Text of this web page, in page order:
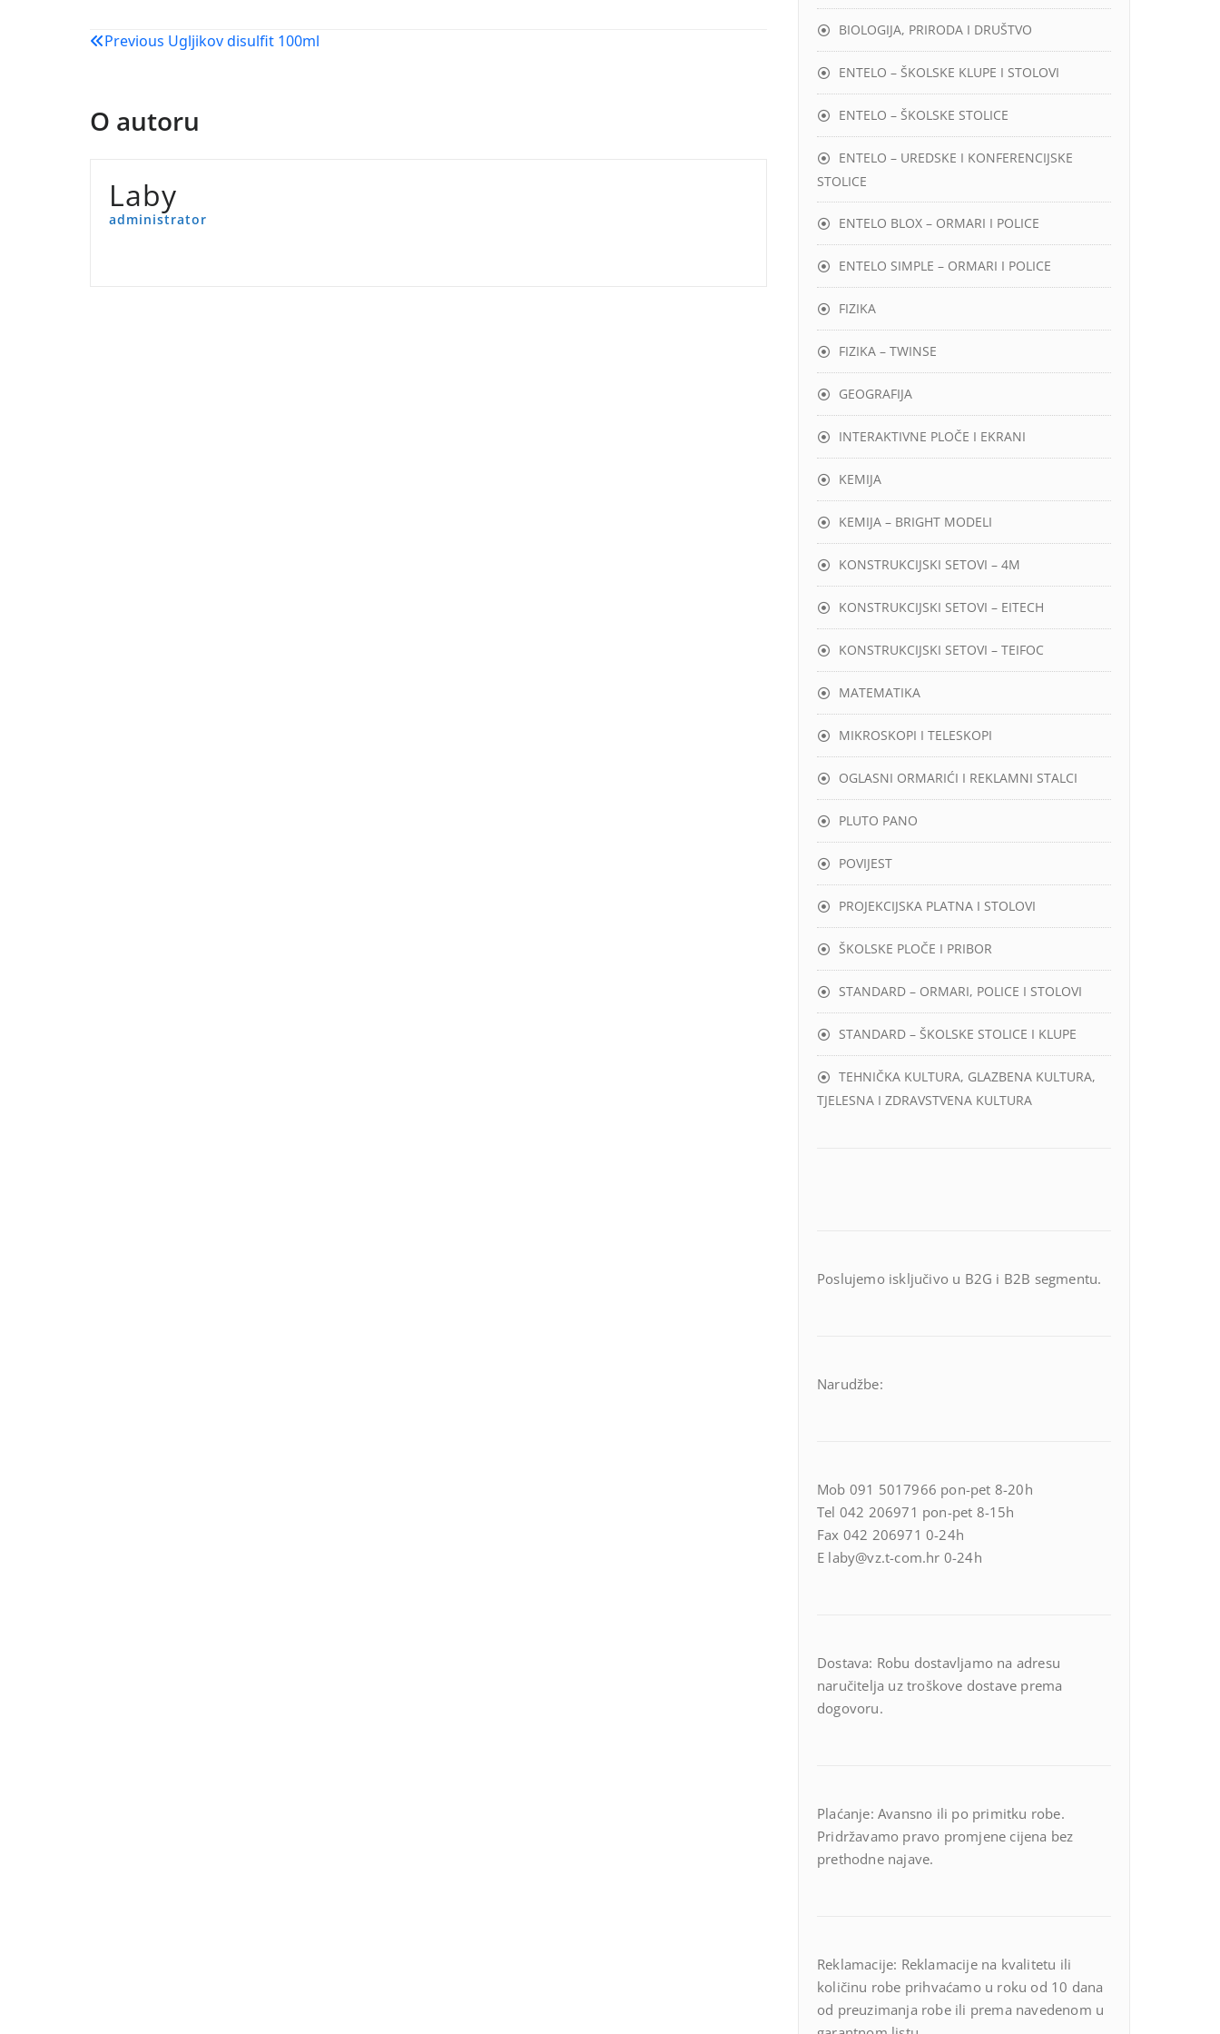
Navigacija
Previous Ugljikov disulfit 100ml
O autoru
Laby
administrator
BIOLOGIJA, PRIRODA I DRUŠTVO
ENTELO – ŠKOLSKE KLUPE I STOLOVI
ENTELO – ŠKOLSKE STOLICE
ENTELO – UREDSKE I KONFERENCIJSKE
STOLICE
ENTELO BLOX – ORMARI I POLICE
ENTELO SIMPLE – ORMARI I POLICE
FIZIKA
FIZIKA – TWINSE
GEOGRAFIJA
INTERAKTIVNE PLOČE I EKRANI
KEMIJA
KEMIJA – BRIGHT MODELI
KONSTRUKCIJSKI SETOVI – 4M
KONSTRUKCIJSKI SETOVI – EITECH
KONSTRUKCIJSKI SETOVI – TEIFOC
MATEMATIKA
MIKROSKOPI I TELESKOPI
OGLASNI ORMARIĆI I REKLAMNI STALCI
PLUTO PANO
POVIJEST
PROJEKCIJSKA PLATNA I STOLOVI
ŠKOLSKE PLOČE I PRIBOR
STANDARD – ORMARI, POLICE I STOLOVI
STANDARD – ŠKOLSKE STOLICE I KLUPE
TEHNIČKA KULTURA, GLAZBENA KULTURA,
TJELESNA I ZDRAVSTVENA KULTURA
Poslujemo isključivo u B2G i B2B segmentu.
Narudžbe:
Mob 091 5017966 pon-pet 8-20h
Tel 042 206971 pon-pet 8-15h
Fax 042 206971 0-24h
E laby@vz.t-com.hr 0-24h
Dostava: Robu dostavljamo na adresu
naručitelja uz troškove dostave prema
dogovoru.
Plaćanje: Avansno ili po primitku robe.
Pridržavamo pravo promjene cijena bez
prethodne najave.
Reklamacije: Reklamacije na kvalitetu ili
količinu robe prihvaćamo u roku od 10 dana
od preuzimanja robe ili prema navedenom u